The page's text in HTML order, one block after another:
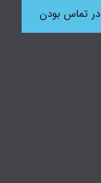
در تماس بودن